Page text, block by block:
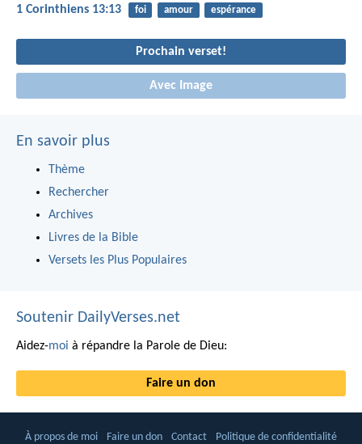
1 Corinthiens 13:13 foi amour espérance
Prochain verset!
Avec Image
En savoir plus
Thème
Rechercher
Archives
Livres de la Bible
Versets les Plus Populaires
Soutenir DailyVerses.net
Aidez-moi à répandre la Parole de Dieu:
Faire un don
À propos de moi Faire un don Contact Politique de confidentialité